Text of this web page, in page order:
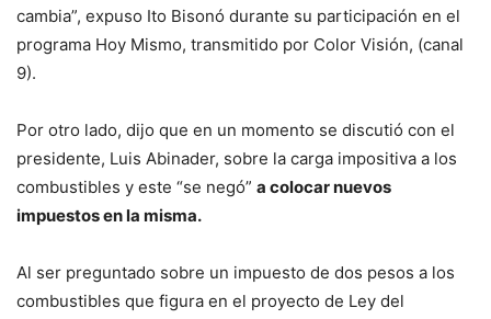
cambia”, expuso Ito Bisonó durante su participación en el
programa Hoy Mismo, transmitido por Color Visión, (canal
9).
Por otro lado, dijo que en un momento se discutió con el
presidente, Luis Abinader, sobre la carga impositiva a los
combustibles y este “se negó” a colocar nuevos
impuestos en la misma.
Al ser preguntado sobre un impuesto de dos pesos a los
combustibles que figura en el proyecto de Ley del